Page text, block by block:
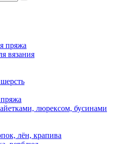
пряжа
вязания
люрексом, бусинами
лён, крапива